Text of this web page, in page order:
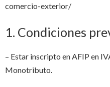
comercio-exterior/
1. Condiciones
– Estar inscripto en AFIP en
Monotributo.